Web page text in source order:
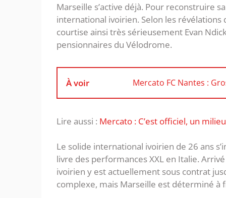
Marseille s’active déjà. Pour reconstruire
international ivoirien. Selon les révélations
courtise ainsi très sérieusement Evan
pensionnaires du Vélodrome.
À voir Mercato FC Nantes :
Lire aussi : Mercato : C’est officiel, un
Le solide international ivoirien de 26 ans
livre des performances XXL en Italie.
ivoirien y est actuellement sous contrat
complexe, mais Marseille est déterminé à